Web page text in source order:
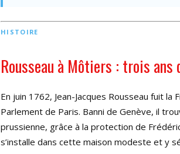
HISTOIRE
Rousseau à Môtiers : trois ans
En juin 1762, Jean-Jacques Rousseau fuit
Parlement de Paris. Banni de Genève, il
prussienne, grâce à la protection de
s’installe dans cette maison modeste et y